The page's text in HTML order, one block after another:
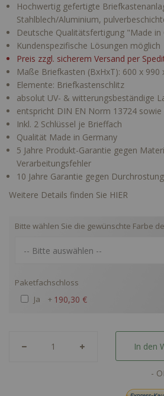
Hochwertig gefertigte
Stahlblech/Aluminium,
Deutsche Qualitätsfertigung "Made in
Kundenspezifische Lösungen möglich
Preis zzgl. sicherem Versand per
Maße Briefkasten (BxHxT): 600 x 990
Elemente: Briefkastenschlitz
absolut UV- & witterungsbeständige
entspricht DIN EN Norm 13724
Inkl. 2 Schlüssel je Brieffach
Qualität Made in Germany
5 Jahre Produkt-Garantie gegen
Verarbeitungsfehler
10 Jahre Garantie gegen Durchrostung
Weitere Details finden Sie HIER
Bitte wählen Sie die gewünschte Farbe
Paketfachschloss
Ja
+ 190,30 €
In den